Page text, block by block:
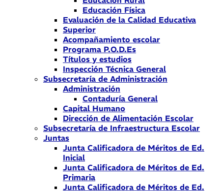
Educación Física
Evaluación de la Calidad Educativa
Superior
Acompañamiento escolar
Programa P.O.D.Es
Títulos y estudios
Inspección Técnica General
Subsecretaría de Administración
Administración
Contaduría General
Capital Humano
Dirección de Alimentación Escolar
Subsecretaría de Infraestructura Escolar
Juntas
Junta Calificadora de Méritos de Ed.
Inicial
Junta Calificadora de Méritos de Ed.
Primaria
Junta Calificadora de Méritos de Ed.